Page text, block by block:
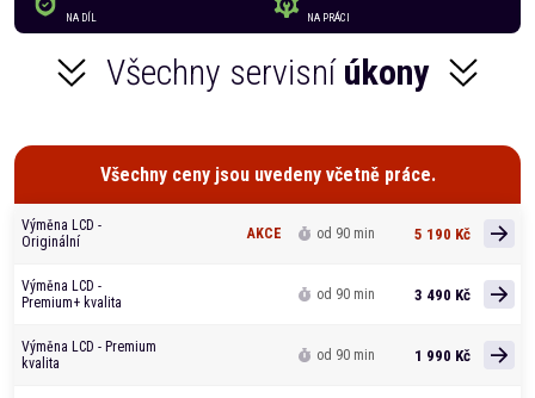
NA DÍL NA PRÁCI
Všechny servisní úkony
Všechny ceny jsou uvedeny včetně práce.
Výměna LCD -
Originální
AKCE od 90 min 5 190 Kč
Výměna LCD -
Premium+ kvalita
od 90 min 3 490 Kč
Výměna LCD - Premium
kvalita
od 90 min 1 990 Kč